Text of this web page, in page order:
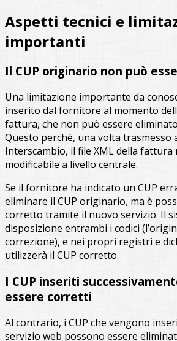
Aspetti tecnici e
importanti
Il CUP originario non può
Una limitazione importante da
inserito dal fornitore al momento
fattura, che non può essere
Questo perché, una volta trasmesso
Interscambio, il file XML della fattura
modificabile a livello centrale.
Se il fornitore ha indicato un CUP
eliminare il CUP originario, ma è
corretto tramite il nuovo servizio. Il
disposizione entrambi i codici
correzione), e nei propri registri e
utilizzerà il CUP corretto.
I CUP inseriti
essere corretti
Al contrario, i CUP che vengono
servizio web possono essere